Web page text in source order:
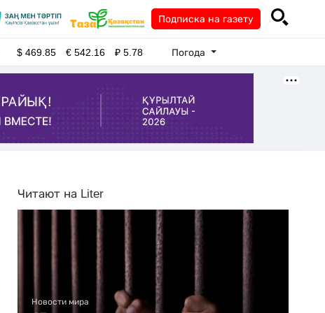
Подписка на газету
$469.85 €542.16 ₽5.78 Погода
Читают на Liter
Новости мира